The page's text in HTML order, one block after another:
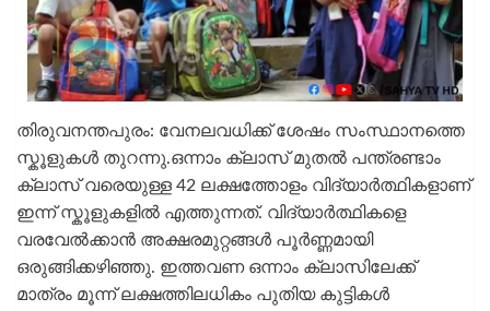
തിരുവനന്തപുരം: വേനലവധിക്ക് ശേഷം സംസ്ഥാനത്തെ
സ്കൂളുകൾ തുറന്നു.ഒന്നാം ക്ലാസ് മുതൽ പന്ത്രണ്ടാം
ക്ലാസ് വരെയുള്ള 42 ലക്ഷത്തോളം വിദ്യാർത്ഥികളാണ്
ഇന്ന് സ്കൂളുകളിൽ എത്തുന്നത്. വിദ്യാർത്ഥികളെ
വരവേൽക്കാൻ അക്ഷരമുറ്റങ്ങൾ പൂർണ്ണമായി
ഒരുങ്ങിക്കഴിഞ്ഞു. ഇത്തവണ ഒന്നാം ക്ലാസിലേക്ക്
മാത്രം മൂന്ന് ലക്ഷത്തിലധികം പുതിയ കുട്ടികൾ